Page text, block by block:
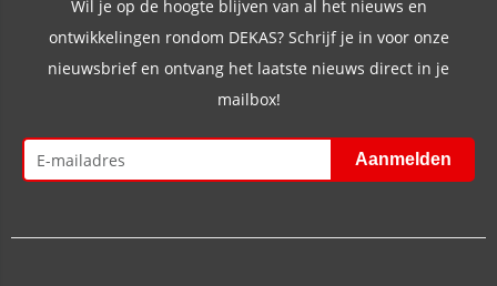
Wil je op de hoogte blijven van al het nieuws en
ontwikkelingen rondom DEKAS? Schrijf je in voor onze
nieuwsbrief en ontvang het laatste nieuws direct in je
mailbox!